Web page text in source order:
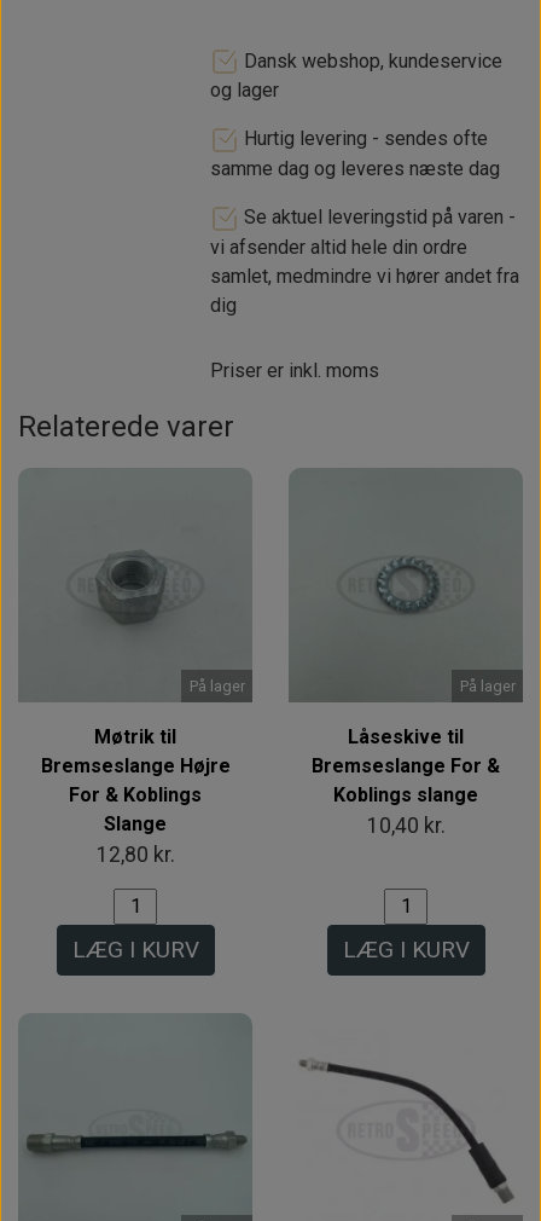
Dansk webshop, kundeservice
og lager
Hurtig levering - sendes ofte
samme dag og leveres næste dag
Se aktuel leveringstid på varen -
vi afsender altid hele din ordre
samlet, medmindre vi hører andet fra
dig
Priser er inkl. moms
Relaterede varer
På lager
Møtrik til
Bremseslange Højre
For & Koblings
Slange
12,80 kr.
LÆG I KURV
På lager
Låseskive til
Bremseslange For &
Koblings slange
10,40 kr.
LÆG I KURV